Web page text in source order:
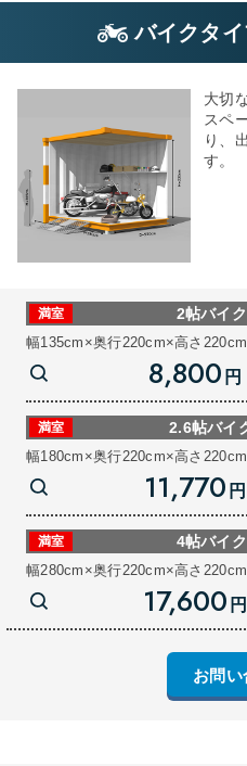
バイクタ
大切
スペ
り、
す。
2帖バイ
幅135cm×奥行220cm×高さ220cm
満室
8,800 円
2.6帖バイ
幅180cm×奥行220cm×高さ220cm
満室
11,770 円
4帖バイ
幅280cm×奥行220cm×高さ220cm
満室
17,600 円
お問い